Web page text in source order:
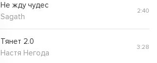
Не жду чудес
Sagath
2:40
Тянет 2.0
Настя Негода
3:28